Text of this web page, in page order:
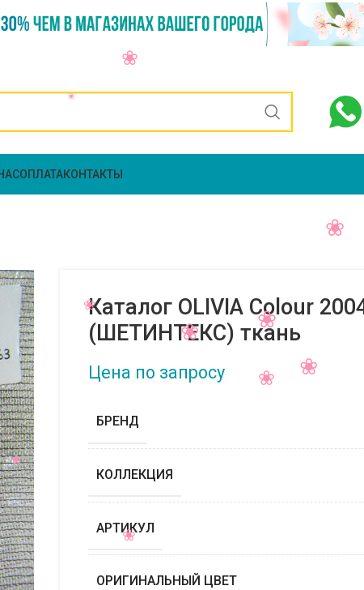
ОПЛАТАКОНТАКТЫ
Каталог OLIVIA Colour
(ШЕТИНТЕКС) ткань
Цена по запросу
БРЕНД
КОЛЛЕКЦИЯ
АРТИКУЛ
ОРИГИНАЛЬНЫЙ ЦВЕТ